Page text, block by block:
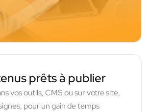
prêts à publier
vos outils, CMS ou sur votre site,
pour un gain de temps